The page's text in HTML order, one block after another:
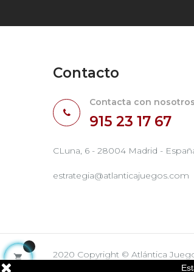
Contacto
Contacta con nosotros
915 23 17 67
CLuna, 6 - 28004 Madrid -
estrategia@atlanticajuegos.com
2020 Copyright © Atlántica
